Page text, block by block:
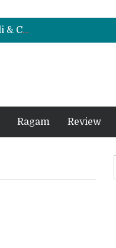
Bukan Cuma Layar 14,6 Inci, Ini Fitur Pintar Changan Nevo Q05 yang Dibanderol Rp309 Juta
Promo Servis Mitsubishi Agustus 2026, Ada Diskon ESP dan Bodi & Cat Kilau Merdeka
Suzuki XL7 Terbaru Jadi Favorit Test Drive di GIIAS 2026, Ini Fitur yang Paling Dipuji
Ragam Review